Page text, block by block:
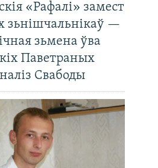
«Рафалі» замест
зьнішчальнікаў —
зьмена ўва
Паветраных
Свабоды